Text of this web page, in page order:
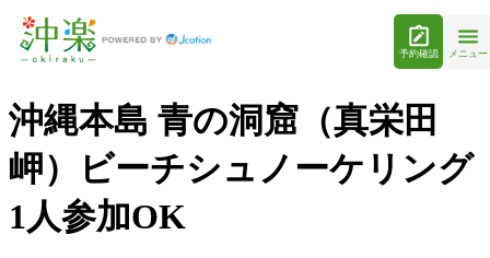
予約確認 メニュー
沖縄本島 青の洞窟（真栄田
岬）ビーチシュノーケリング
1人参加OK